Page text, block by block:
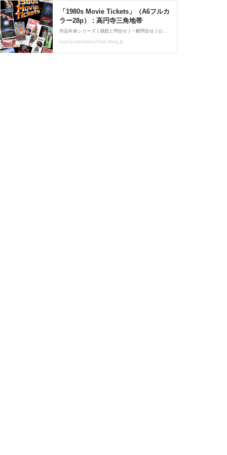
「1980s Movie Tickets」（A6フルカ
ラー28p） : 高円寺三角地帯
作品年表シリーズ | 感想と問合せ | 一般問合せ | 公式ツイッター | 通販「封切り酒場」コレクションシリーズについて「封切り酒場」は高円寺に実在する飲食店です。「映画のことたくさん話せるバー」をコンセプトに不定期で営業中！店内は映画にまつわる様々なもので
koenji-sankakuchitai.blog.jp